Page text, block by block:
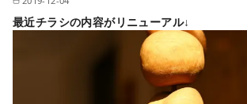
最近チラシの内容がリニューアル↓